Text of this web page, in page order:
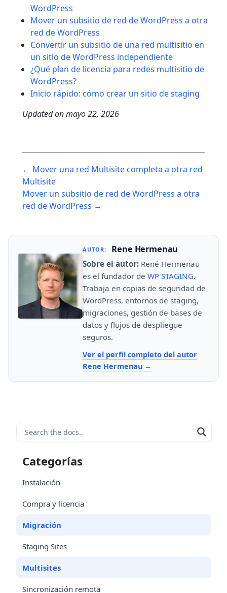
WordPress
Mover un subsitio de red de WordPress a otra
red de WordPress
Convertir un subsitio de una red multisitio en
un sitio de WordPress independiente
¿Qué plan de licencia para redes multisitio de
WordPress?
Inicio rápido: cómo crear un sitio de staging
Updated onmayo 22, 2026
navigation
← Mover una red Multisite completa a otra red
Multisite
Mover un subsitio de red de WordPress a otra
red de WordPress →
AUTOR: Rene Hermenau
Sobre el autor: René Hermenau
es el fundador de WP STAGING.
Trabaja en copias de seguridad de
WordPress, entornos de staging,
migraciones, gestión de bases de
datos y flujos de despliegue
seguros.
Ver el perfil completo del autor
Rene Hermenau
Categorías
Instalación
Compra y licencia
Migración
Staging Sites
Multisites
Sincronización remota